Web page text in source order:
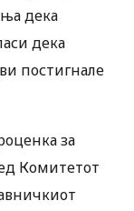
дека
дека
постигнале
за
Комитетот